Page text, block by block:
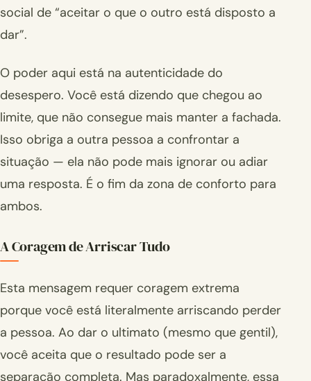
social de “aceitar o que o outro está disposto a
dar”.
O poder aqui está na autenticidade do
desespero. Você está dizendo que chegou ao
limite, que não consegue mais manter a fachada.
Isso obriga a outra pessoa a confrontar a
situação — ela não pode mais ignorar ou adiar
uma resposta. É o fim da zona de conforto para
ambos.
A Coragem de Arriscar Tudo
Esta mensagem requer coragem extrema
porque você está literalmente arriscando perder
a pessoa. Ao dar o ultimato (mesmo que gentil),
você aceita que o resultado pode ser a
separação completa. Mas paradoxalmente, essa